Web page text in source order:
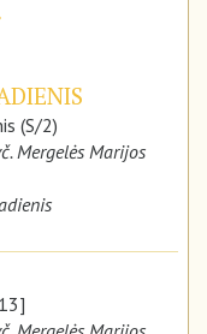
(S/2)
Mergelės Marijos